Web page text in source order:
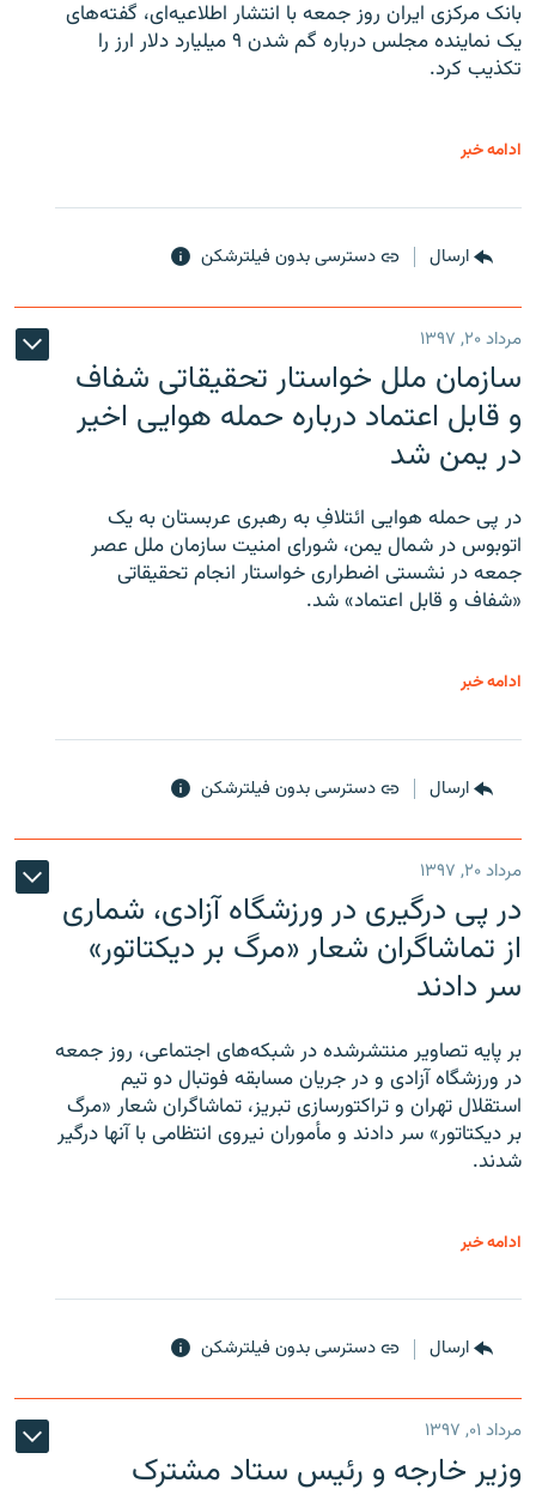
بانک مرکزی ایران روز جمعه با انتشار اطلاعیه‌ای، گفته‌های
یک نماینده مجلس درباره گم شدن ۹ میلیارد دلار ارز را
تکذیب کرد.
ادامه خبر
ارسال دسترسی بدون فیلترشکن
مرداد ۲۰, ۱۳۹۷
سازمان ملل خواستار تحقیقاتی شفاف
و قابل اعتماد درباره حمله هوایی اخیر
در یمن شد
در پی حمله هوایی ائتلافِ به رهبری عربستان به یک
اتوبوس در شمال یمن، شورای امنیت سازمان ملل عصر
جمعه در نشستی اضطراری خواستار انجام تحقیقاتی
«شفاف و قابل اعتماد» شد.
ادامه خبر
ارسال دسترسی بدون فیلترشکن
مرداد ۲۰, ۱۳۹۷
در پی درگیری در ورزشگاه آزادی، شماری
از تماشاگران شعار «مرگ بر دیکتاتور»
سر دادند
بر پایه تصاویر منتشرشده در شبکه‌های اجتماعی، روز جمعه
در ورزشگاه آزادی و در جریان مسابقه فوتبال دو تیم
استقلال تهران و تراکتورسازی تبریز، تماشاگران شعار «مرگ
بر دیکتاتور» سر دادند و مأموران نیروی انتظامی با آنها درگیر
شدند.
ادامه خبر
ارسال دسترسی بدون فیلترشکن
مرداد ۰۱, ۱۳۹۷
وزیر خارجه و رئیس‌ ستاد مشترک